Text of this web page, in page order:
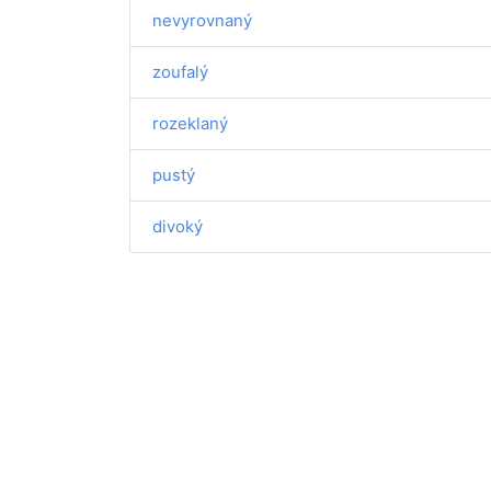
nevyrovnaný
zoufalý
rozeklaný
pustý
divoký